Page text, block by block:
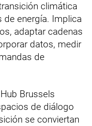
climática
de energía. Implica
adaptar cadenas
datos, medir
de
Brussels
de diálogo
se conviertan